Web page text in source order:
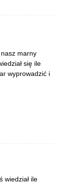
marny
się ile
wyprowadzić i
wiedział ile